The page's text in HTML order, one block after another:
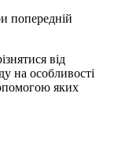
попередній
від
на особливості
яких